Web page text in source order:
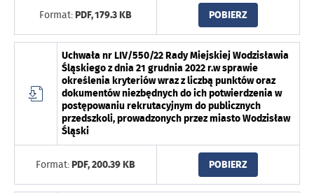
Format: PDF,179.3 KB POBIERZ
Uchwała nr LIV/550/22 Rady Miejskiej Wodzisławia
Śląskiego z dnia 21 grudnia 2022 r.w sprawie
określenia kryteriów wraz z liczbą punktów oraz
dokumentów niezbędnych do ich potwierdzenia w
postępowaniu rekrutacyjnym do publicznych
przedszkoli, prowadzonych przez miasto Wodzisław
Śląski
Format: PDF, 200.39 KB POBIERZ